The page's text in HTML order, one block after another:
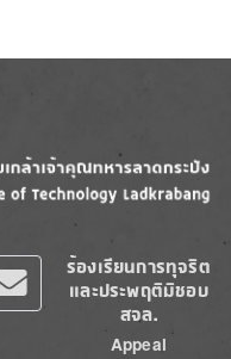
ร้องเรียนการทุจริต
และประพฤติมิชอบ
สจล.
Appeal